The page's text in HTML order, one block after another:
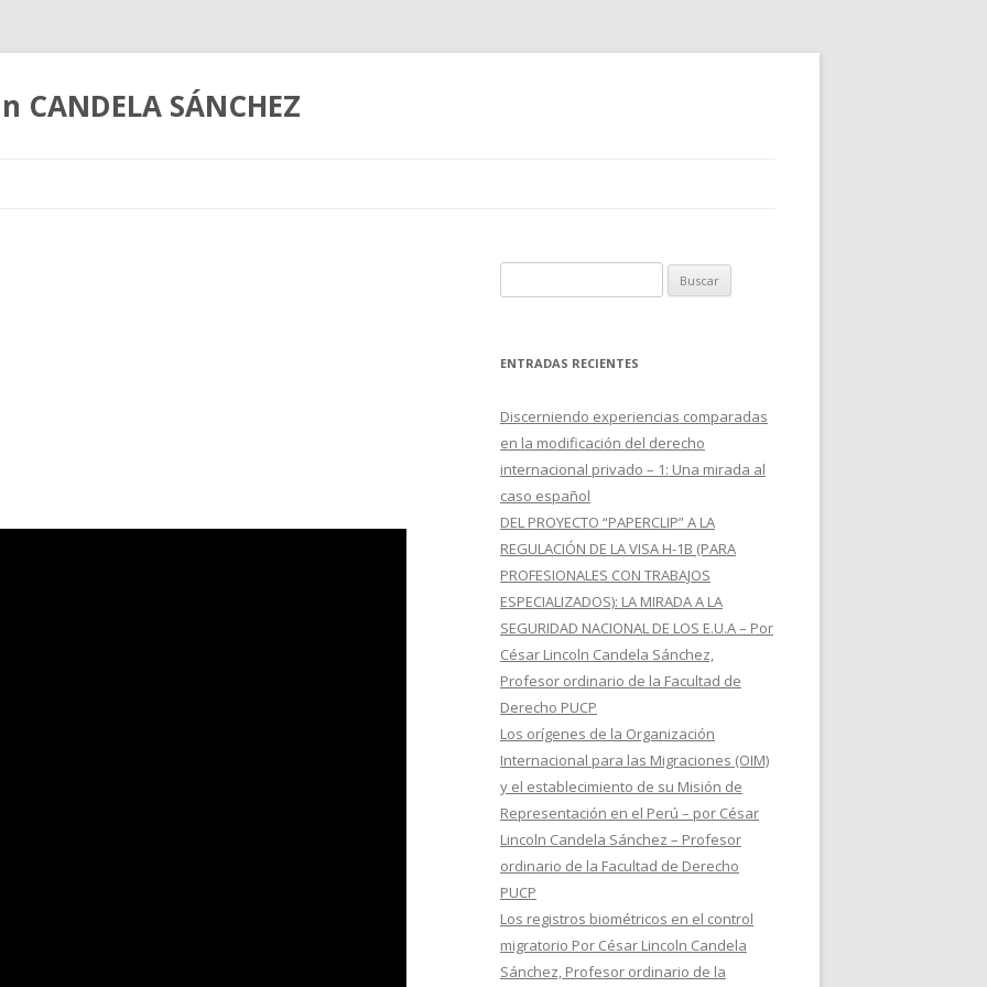
SÁNCHEZ
u
c
r
ENTRADAS RECIENTES
Discerniendo experiencias comparadas
en la modificación del derecho
internacional privado – 1: Una mirada al
caso español
DEL PROYECTO “PAPERCLIP” A LA
REGULACIÓN DE LA VISA H-1B (PARA
PROFESIONALES CON TRABAJOS
ESPECIALIZADOS): LA MIRADA A LA
SEGURIDAD NACIONAL DE LOS E.U.A – Por
César Lincoln Candela Sánchez,
Profesor ordinario de la Facultad de
Derecho PUCP
Los orígenes de la Organización
Internacional para las Migraciones (OIM)
y el establecimiento de su Misión de
Representación en el Perú – por César
Lincoln Candela Sánchez – Profesor
ordinario de la Facultad de Derecho
PUCP
Los registros biométricos en el control
migratorio Por César Lincoln Candela
Sánchez, Profesor ordinario de la